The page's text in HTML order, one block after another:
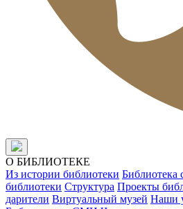
О БИБЛИОТЕКЕ
Из истории библиотеки Библиотека
библиотеки Структура Проекты
дарители Виртуальный музей Наши